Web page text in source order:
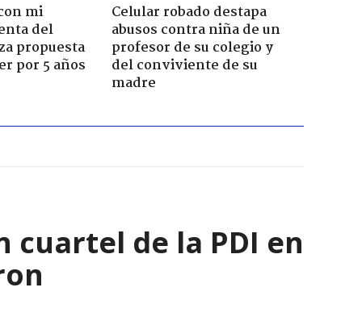
mi
del
propuesta
por 5 años
Celular robado destapa
abusos contra niña de un
profesor de su colegio y
del conviviente de su
madre
de la PDI en